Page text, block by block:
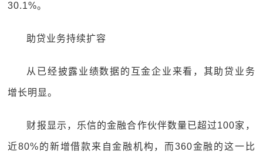
30.1%。
助贷业务持续扩容
从已经披露业绩数据的互金企业来看，其助贷业务
增长明显。
财报显示，乐信的金融合作伙伴数量已超过100家，
近80%的新增借款来自金融机构，而360金融的这一比